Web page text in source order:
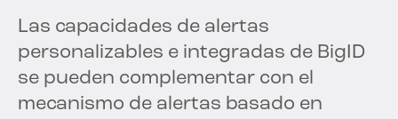
Las capacidades de alertas
personalizables e integradas de BigID
se pueden complementar con el
mecanismo de alertas basado en